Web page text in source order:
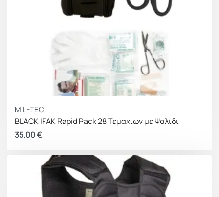
MIL-TEC
BLACK IFAK Rapid Pack 28 Τεμαχίων με Ψαλίδι
35.00€